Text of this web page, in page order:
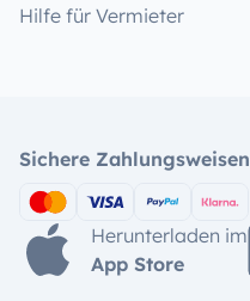
Hilfe für Vermieter
Sichere Zahlungsweisen
Herunterladen im
App Store